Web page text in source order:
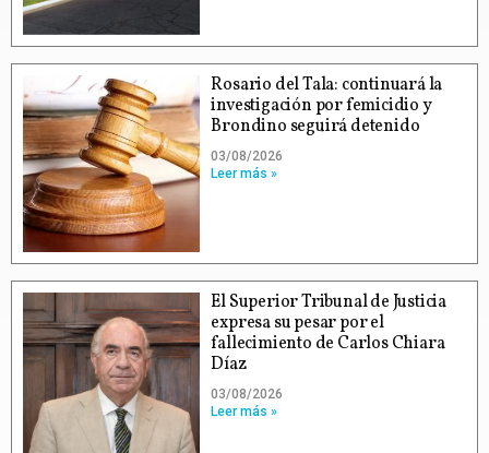
Rosario del Tala: continuará la
investigación por femicidio y
Brondino seguirá detenido
03/08/2026
Leer más »
El Superior Tribunal de Justicia
expresa su pesar por el
fallecimiento de Carlos Chiara
Díaz
03/08/2026
Leer más »